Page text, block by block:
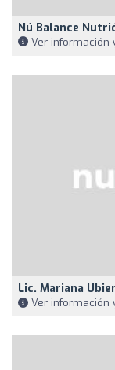
Nú Balance
Ver información
Lic. Mariana
Ver información